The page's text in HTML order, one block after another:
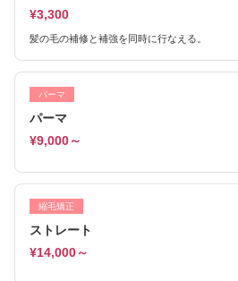
¥3,300
髪の毛の補修と補強を同時に行なえる。
パーマ
パーマ
¥9,000～
縮毛矯正
ストレート
¥14,000～